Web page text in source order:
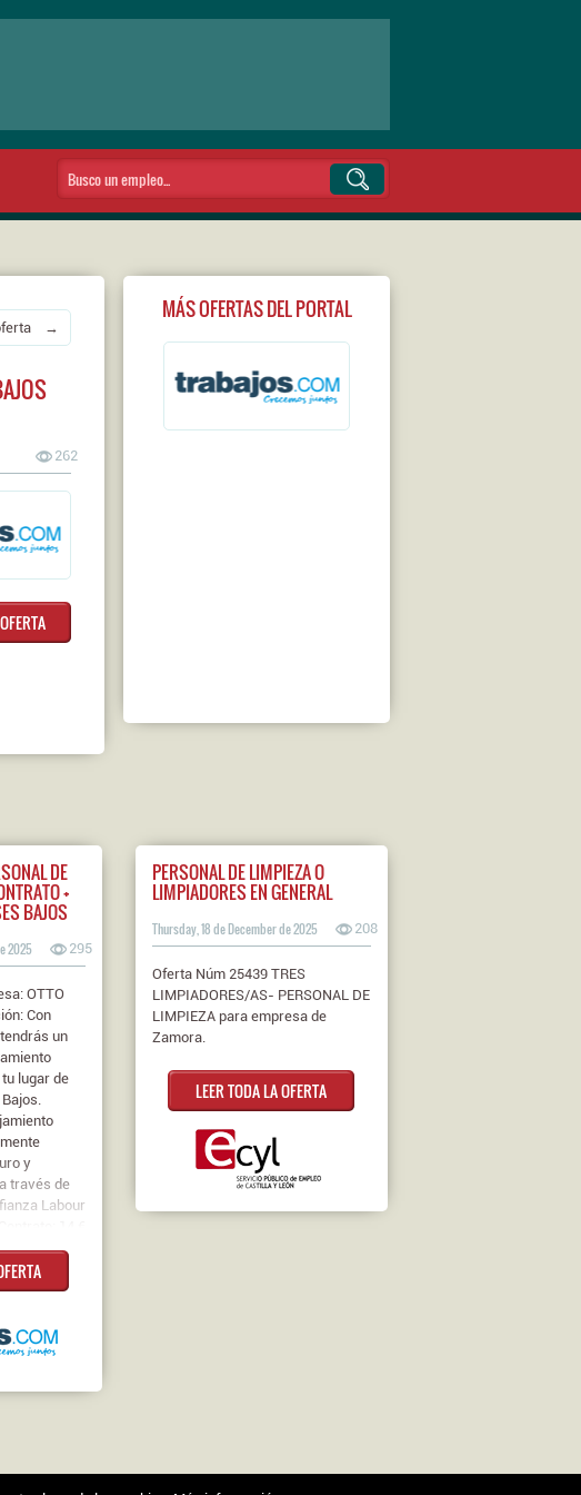
→
262
MÁS OFERTAS DEL PORTAL
DE
+
BAJOS
2025 295
OTTO
Con
un
lugar de
y
través de
Labour
PERSONAL DE LIMPIEZA O
LIMPIADORES EN GENERAL
Thursday, 18 de December de 2025 208
Oferta Núm 25439 TRES
LIMPIADORES/AS- PERSONAL DE
LIMPIEZA para empresa de
Zamora.
LEER TODA LA OFERTA